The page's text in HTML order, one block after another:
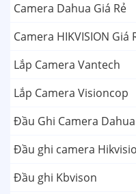
Camera Dahua Giá Rẻ
Camera HIKVISION Giá
Lắp Camera Vantech
Lắp Camera Visioncop
Đầu Ghi Camera Dahua
Đầu ghi camera
Đầu ghi Kbvison